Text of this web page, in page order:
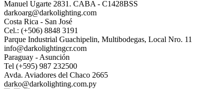
Manuel Ugarte 2831. CABA - C1428BSS
darkoarg@darkolighting.com
Costa Rica - San José
Cel.: (+506) 8848 3191
Parque Industrial Guachipelin, Multibodegas, Local Nro. 11
info@darkolightingcr.com
Paraguay - Asunción
Tel (+595) 987 232500
Avda. Aviadores del Chaco 2665
darko@darkolighting.com.py